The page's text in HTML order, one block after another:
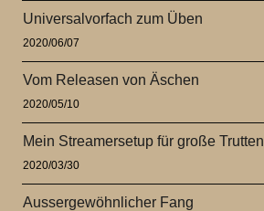
Universalvorfach zum Üben
2020/06/07
Vom Releasen von Äschen
2020/05/10
Mein Streamersetup für große Trutten
2020/03/30
Aussergewöhnlicher Fang